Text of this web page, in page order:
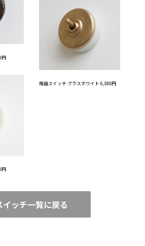
円
陶器スイッチ ブラスホワイト 6,380円
円
イッチ一覧に戻る